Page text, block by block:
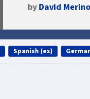
Self-Service Printer
Policy Printing
MFPsecure/Print
MFPsecure/Print
HP
Kyocera
Lexmark
by David Merino
Spanish (es)